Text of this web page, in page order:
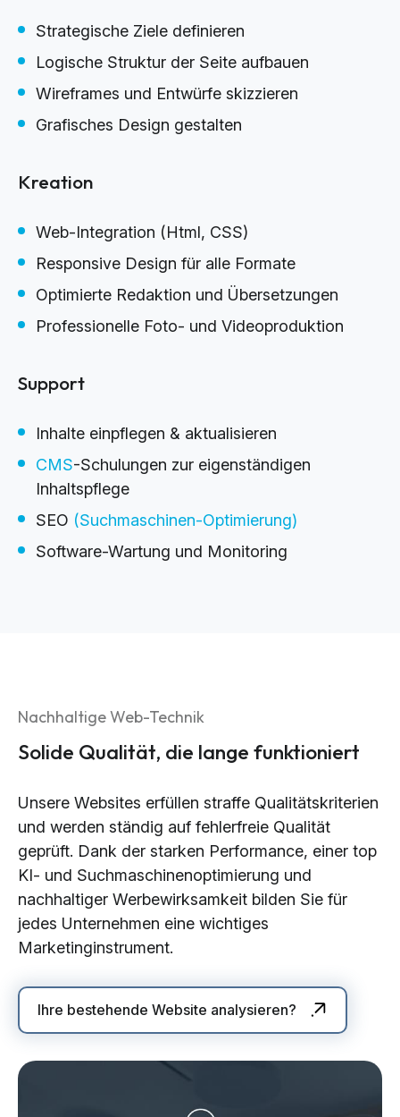
Strategische Ziele definieren
Logische Struktur der Seite aufbauen
Wireframes und Entwürfe skizzieren
Grafisches Design gestalten
Kreation
Web-Integration (Html, CSS)
Responsive Design für alle Formate
Optimierte Redaktion und Übersetzungen
Professionelle Foto- und Videoproduktion
Support
Inhalte einpflegen & aktualisieren
CMS-Schulungen zur eigenständigen
Inhaltspflege
SEO (Suchmaschinen-Optimierung)
Software-Wartung und Monitoring
Nachhaltige Web-Technik
Solide Qualität, die lange funktioniert
Unsere Websites erfüllen straffe Qualitätskriterien
und werden ständig auf fehlerfreie Qualität
geprüft. Dank der starken Performance, einer top
KI- und Suchmaschinenoptimierung und
nachhaltiger Werbewirksamkeit bilden Sie für
jedes Unternehmen eine wichtiges
Marketinginstrument.
Ihre bestehende Website analysieren?